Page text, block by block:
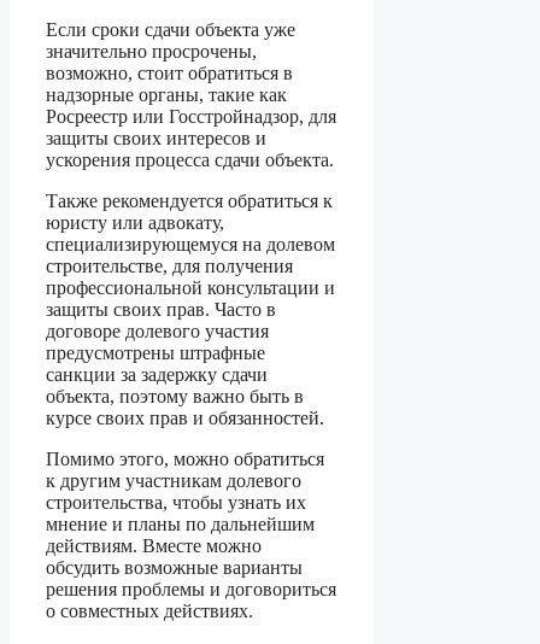
Если сроки сдачи объекта уже
значительно просрочены,
возможно, стоит обратиться в
надзорные органы, такие как
Росреестр или Госстройнадзор, для
защиты своих интересов и
ускорения процесса сдачи объекта.
Также рекомендуется обратиться к
юристу или адвокату,
специализирующемуся на долевом
строительстве, для получения
профессиональной консультации и
защиты своих прав. Часто в
договоре долевого участия
предусмотрены штрафные
санкции за задержку сдачи
объекта, поэтому важно быть в
курсе своих прав и обязанностей.
Помимо этого, можно обратиться
к другим участникам долевого
строительства, чтобы узнать их
мнение и планы по дальнейшим
действиям. Вместе можно
обсудить возможные варианты
решения проблемы и договориться
о совместных действиях.